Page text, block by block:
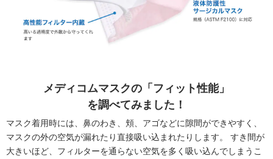
メディコムマスクの「フィット性能」
を調べてみました！
マスク着用時には、鼻のわき、頬、アゴなどに隙間ができやすく、
マスクの外の空気が漏れたり直接吸い込まれたりします。
すき間が
大きいほど、フィルターを通らない空気を多く吸い込んでしまうこ